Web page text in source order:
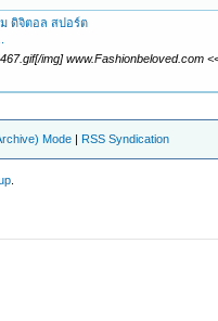
ดิจิตอล สปอร์ต
img]
Mode | RSS Syndication